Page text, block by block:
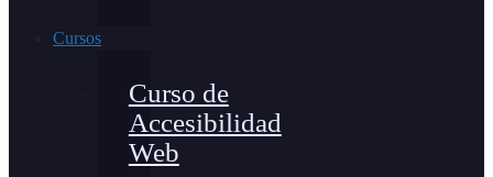
Cursos
Curso de
Accesibilidad
Web